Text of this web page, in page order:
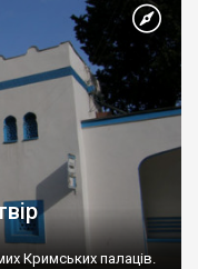
Кримських палаців.